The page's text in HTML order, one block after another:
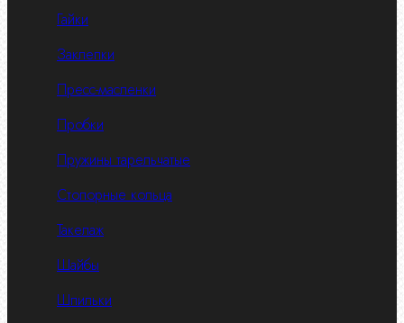
Гайки
Заклепки
Пресс-масленки
Пробки
Пружины тарельчатые
Стопорные кольца
Такелаж
Шайбы
Шпильки